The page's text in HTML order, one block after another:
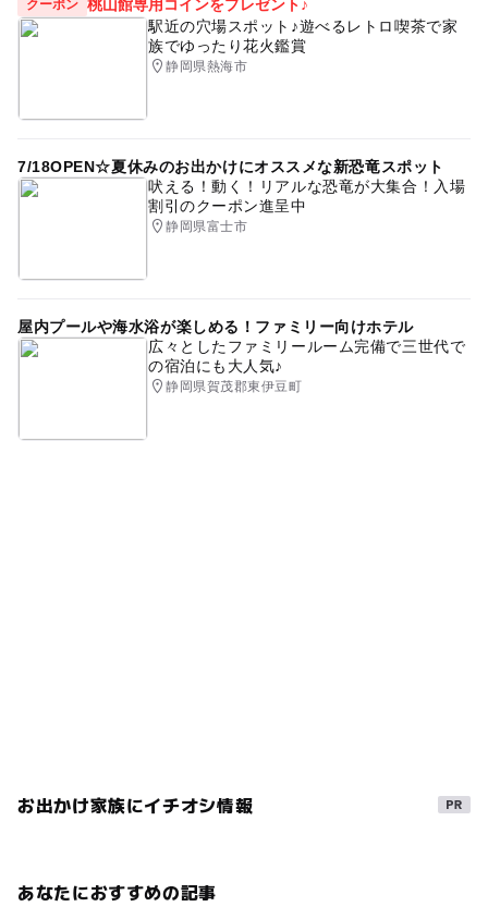
クーポン 桃山館専用コインをプレゼント♪
駅近の穴場スポット♪遊べるレトロ喫茶で家
族でゆったり花火鑑賞
静岡県熱海市
7/18OPEN☆夏休みのお出かけにオススメな新恐竜スポット
吠える！動く！リアルな恐竜が大集合！入場
割引のクーポン進呈中
静岡県富士市
屋内プールや海水浴が楽しめる！ファミリー向けホテル
広々としたファミリールーム完備で三世代で
の宿泊にも大人気♪
静岡県賀茂郡東伊豆町
お出かけ家族にイチオシ情報
あなたにおすすめの記事